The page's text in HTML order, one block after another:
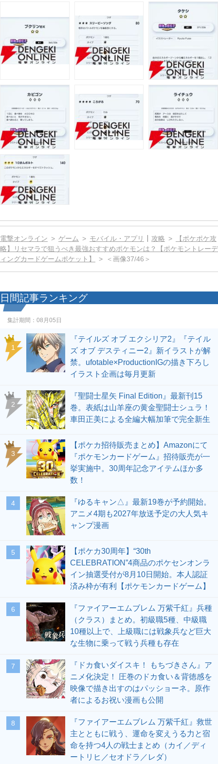
電撃オンライン ゲーム モバイル・アプリ 攻略
【ポケポケ攻
略】リセマラで狙うべき最強おすすめポケモンは？【ポケモントレーデ
ィングカードゲームポケット】
＜画像37/46＞
日間記事ランキング
集計期間： 08月05日
1
『テイルズ オブ エクシリア2』『テイル
ズ オブ デスティニー2』新イラストが解
禁。ufotable×ProductionIGの描き下ろし
イラスト企画は毎月更新
2
『聖闘士星矢 Final Edition』最新刊15
巻。表紙は山羊座の黄金聖闘士シュラ！
車田正美による全編大幅加筆で完全新生
3
【ポケカ招待販売まとめ】Amazonにて
『ポケモンカードゲーム』招待販売が一
挙実施中。30周年記念アイテムほか多
数！
4
『ゆるキャン△』最新19巻が予約開始。
アニメ4期も2027年放送予定の大人気キ
ャンプ漫画
5
【ポケカ30周年】“30th
CELEBRATION”4商品のポケセンオンラ
イン抽選受付が8月10日開始。本人認証
済み枠が有利【ポケモンカードゲーム】
6
『ファイアーエムブレム 万紫千紅』兵種
（クラス）まとめ。初級職5種、中級職
10種以上で、上級職には戦象兵など巨大
な生物に乗って戦う兵種も存在
7
『ドカ食いダイスキ！ もちづきさん』ア
ニメ化決定！ 圧巻のドカ食い＆背徳感を
映像で描き出すのはパッショーネ。原作
者によるお祝い漫画も公開
8
『ファイアーエムブレム 万紫千紅』救世
主とともに戦う、運命を変えうる力と宿
命を持つ4人の戦士まとめ（カイ／ディ
ートリヒ／セオドラ／レダ）